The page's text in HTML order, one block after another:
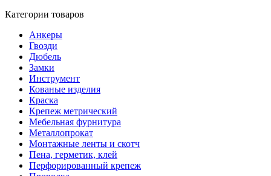
Категории товаров
Анкеры
Гвозди
Дюбель
Замки
Инструмент
Кованые изделия
Краска
Крепеж метрический
Мебельная фурнитура
Металлопрокат
Монтажные ленты и скотч
Пена, герметик, клей
Перфорированный крепеж